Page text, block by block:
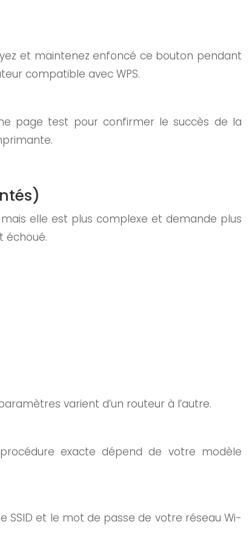
et maintenez enfoncé ce bouton pendant
compatible avec WPS.
page test pour confirmer le succès de la
elle est plus complexe et demande plus
échoué.
varient d’un routeur à l’autre.
procédure exacte dépend de votre modèle
SSID et le mot de passe de votre réseau Wi-